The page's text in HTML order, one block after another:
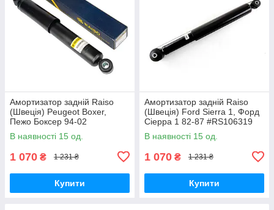
Амортизатор задній Raiso
(Швеція) Peugeot Boxer,
Пежо Боксер 94-02
#RS280985 UAKFKVB17
В наявності 15 од.
1 070 ₴ 1 231 ₴
Купити
Амортизатор задній Raiso
(Швеція) Ford Sierra 1, Форд
Сіерра 1 82-87 #RS106319
UACXWPA17
В наявності 15 од.
1 070 ₴ 1 231 ₴
Купити